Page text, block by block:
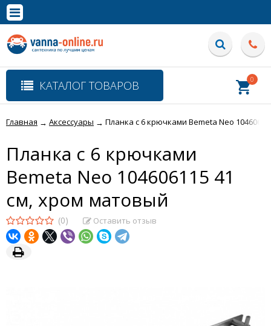
Полная версия сайта
КАТАЛОГ ТОВАРОВ 0
Главная → Аксессуары → Планка с 6 крючками Bemeta Neo
Планка с 6 крючками
Bemeta Neo 104606115 41
см, хром матовый
(0) Оставить отзыв